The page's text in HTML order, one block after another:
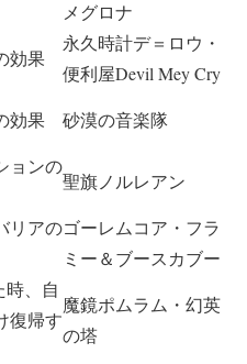
メグロナ
効果
永久時計デ＝ロウ・
便利屋Devil Mey Cry
効果 砂漠の音楽隊
ョンの
聖旗ノルレアン
リアのゴーレムコア・フラ
ミー＆ブースカブー
時、自
復帰す
魔鏡ポムラム・幻英
の塔